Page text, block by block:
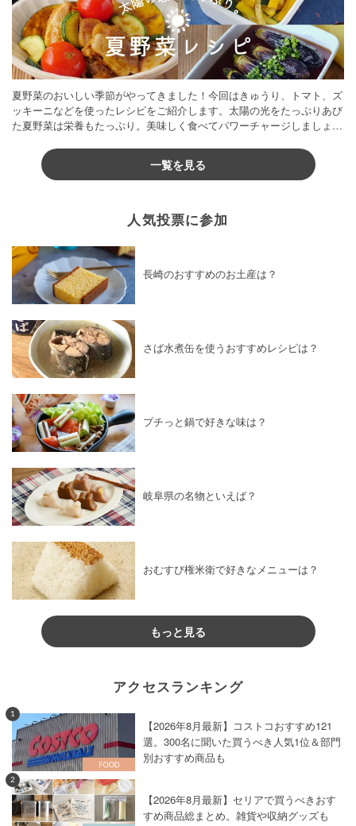
夏野菜のおいしい季節がやってきました！今回はきゅうり、トマト、ズ
ッキーニなどを使ったレシピをご紹介します。太陽の光をたっぷりあび
た夏野菜は栄養もたっぷり。美味しく食べてパワーチャージしましょう
一覧を見る
人気投票に参加
長崎のおすすめのお土産は？
さば水煮缶を使うおすすめレシピは？
プチっと鍋で好きな味は？
岐阜県の名物といえば？
おむすび権米衛で好きなメニューは？
もっと見る
アクセスランキング
1
【2026年8月最新】コストコおすすめ121
選。300名に聞いた買うべき人気1位＆部門
別おすすめ商品も
2
【2026年8月最新】セリアで買うべきおす
すめ商品総まとめ。雑貨や収納グッズも